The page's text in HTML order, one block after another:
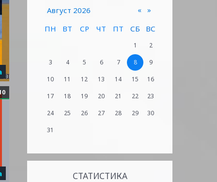
«
Август 2026
»
ПН
ВТ СР ЧТ ПТ СБ ВС
1 2
3 4 5 6 7 8 9
10 11 12 13 14 15 16
17 18 19 20 21 22 23
24 25 26 27 28 29 30
31
СТАТИСТИКА